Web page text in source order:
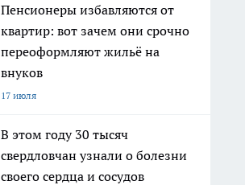
Пенсионеры избавляются от
квартир: вот зачем они срочно
переоформляют жильё на
внуков
17 июля
В этом году 30 тысяч
свердловчан узнали о болезни
своего сердца и сосудов